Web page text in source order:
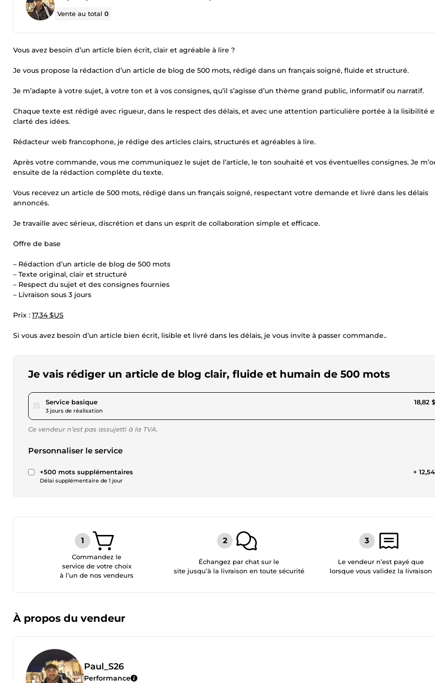
Vente au total0
Vous avez besoin d’un article bien écrit, clair et agréable à lire ?
Je vous propose la rédaction d’un article de blog de 500 mots, rédigé dans un français soigné, fluide et structuré.
Je m’adapte à votre sujet, à votre ton et à vos consignes, qu’il s’agisse d’un thème grand public, informatif ou narratif.
Chaque texte est rédigé avec rigueur, dans le respect des délais, et avec une attention particulière portée à la lisibilité
clarté des idées.
Rédacteur web francophone, je rédige des articles clairs, structurés et agréables à lire.
Après votre commande, vous me communiquez le sujet de l’article, le ton souhaité et vos éventuelles consignes. Je
ensuite de la rédaction complète du texte.
Vous recevez un article de 500 mots, rédigé dans un français soigné, respectant votre demande et livré dans les délais
annoncés.
Je travaille avec sérieux, discrétion et dans un esprit de collaboration simple et efficace.
Offre de base
– Rédaction d’un article de blog de 500 mots
– Texte original, clair et structuré
– Respect du sujet et des consignes fournies
– Livraison sous 3 jours
Prix : 17,34 $US
Si vous avez besoin d’un article bien écrit, lisible et livré dans les délais, je vous invite à passer commande..
Je vais rédiger un article de blog clair, fluide et humain de 500 mots
Service basiquepour 17,34 $US
3 jours de réalisation
18,82
Ce vendeur n’est pas assujetti à la TVA.
Personnaliser le service
+500 mots supplémentaires
Délai supplémentaire de 1 jour
+
Commandez le
service de votre choix
à l’un de nos vendeurs
Échangez par chat sur le
site jusqu’à la livraison en toute sécurité
Le vendeur n’est payé que
lorsque vous validez la livraison
À propos du vendeur
Paul_S26
Performance